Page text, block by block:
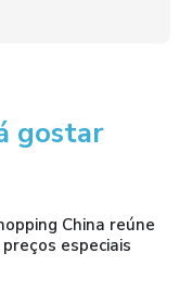
gostar
China reúne
especiais